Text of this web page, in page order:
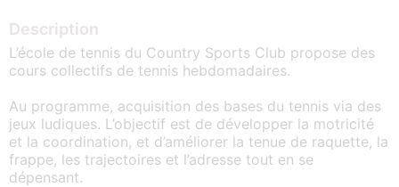
Description
L’école de tennis du Country Sports Club propose des
cours collectifs de tennis hebdomadaires.
Au programme, acquisition des bases du tennis via des
jeux ludiques. L’objectif est de développer la motricité
et la coordination, et d’améliorer la tenue de raquette, la
frappe, les trajectoires et l’adresse tout en se
dépensant.